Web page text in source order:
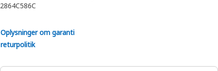
2864C586C
Oplysninger om garanti
returpolitik